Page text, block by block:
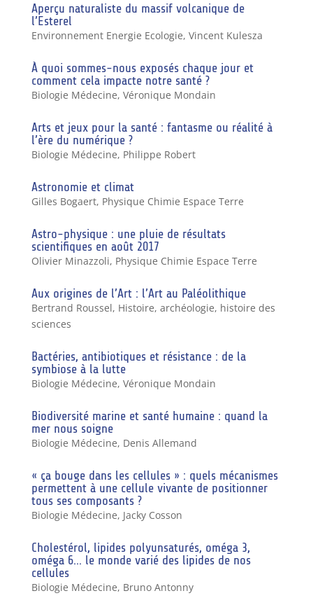
Aperçu naturaliste du massif volcanique de
l’Esterel
Environnement Energie Ecologie, Vincent Kulesza
À quoi sommes-nous exposés chaque jour et
comment cela impacte notre santé ?
Biologie Médecine, Véronique Mondain
Arts et jeux pour la santé : fantasme ou réalité à
l’ère du numérique ?
Biologie Médecine, Philippe Robert
Astronomie et climat
Gilles Bogaert, Physique Chimie Espace Terre
Astro-physique : une pluie de résultats
scientifiques en août 2017
Olivier Minazzoli, Physique Chimie Espace Terre
Aux origines de l’Art : l’Art au Paléolithique
Bertrand Roussel, Histoire, archéologie, histoire des
sciences
Bactéries, antibiotiques et résistance : de la
symbiose à la lutte
Biologie Médecine, Véronique Mondain
Biodiversité marine et santé humaine : quand la
mer nous soigne
Biologie Médecine, Denis Allemand
« ça bouge dans les cellules » : quels mécanismes
permettent à une cellule vivante de positionner
tous ses composants ?
Biologie Médecine, Jacky Cosson
Cholestérol, lipides polyunsaturés, oméga 3,
oméga 6… le monde varié des lipides de nos
cellules
Biologie Médecine, Bruno Antonny